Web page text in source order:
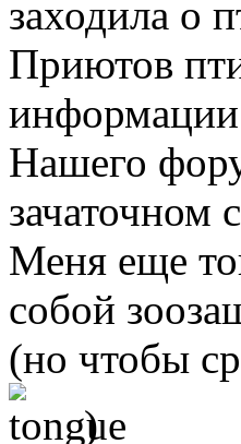
заходила о
Приютов
Нашего
зачаточном
Меня еще
собой
(но чтобы
)